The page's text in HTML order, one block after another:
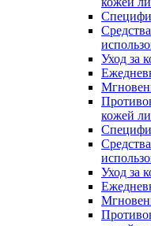
Уход за
кожей
Уход за